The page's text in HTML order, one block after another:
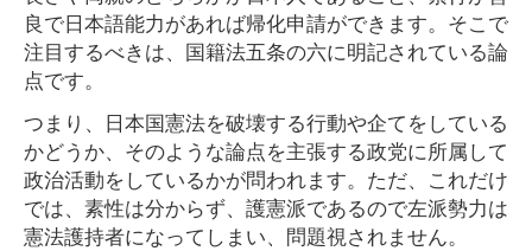
良で日本語能力があれば帰化申請ができます。そこで
注目するべきは、国籍法五条の六に明記されている論
点です。
つまり、日本国憲法を破壊する行動や企てをしている
かどうか、そのような論点を主張する政党に所属して
政治活動をしているかが問われます。ただ、これだけ
では、素性は分からず、護憲派であるので左派勢力は
憲法護持者になってしまい、問題視されません。